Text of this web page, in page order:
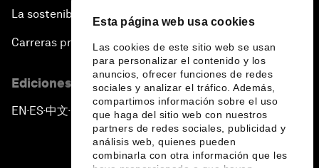
Esta página web usa cookies
Las cookies de este sitio web se usan
para personalizar el contenido y los
anuncios, ofrecer funciones de redes
sociales y analizar el tráfico. Además,
compartimos información sobre el uso
que haga del sitio web con nuestros
partners de redes sociales, publicidad y
análisis web, quienes pueden
combinarla con otra información que les
La sostenibilidad en el Foro
Carreras profesionales
Ediciones en otros idiomas
EN ▪ ES▪中文▪ 日本語